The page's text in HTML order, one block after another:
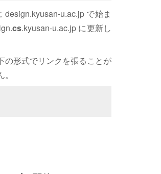
u.ac.jp で始ま
cs.kyusan-u.ac.jp に更新し
の形式でリンクを張ることが